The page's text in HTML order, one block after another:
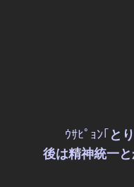
ｳｻﾋﾟｮﾝ｢ と
後は精神統一